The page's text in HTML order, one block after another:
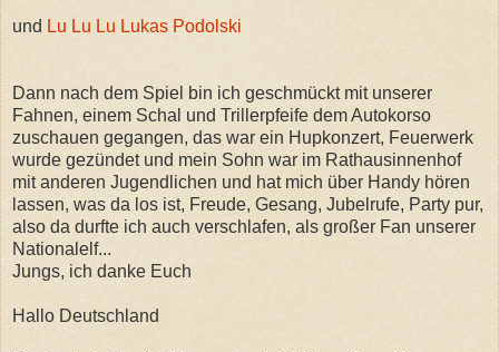
und Lu Lu Lu Lukas Podolski
Dann nach dem Spiel bin ich geschmückt mit unserer
Fahnen, einem Schal und Trillerpfeife dem Autokorso
zuschauen gegangen, das war ein Hupkonzert, Feuerwerk
wurde gezündet und mein Sohn war im Rathausinnenhof
mit anderen Jugendlichen und hat mich über Handy hören
lassen, was da los ist, Freude, Gesang, Jubelrufe, Party pur,
also da durfte ich auch verschlafen, als großer Fan unserer
Nationalelf...
Jungs, ich danke Euch
Hallo Deutschland